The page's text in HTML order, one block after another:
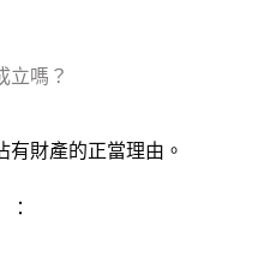
立嗎？
財產的正當理由。
：